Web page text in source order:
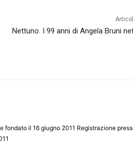
Nettuno. I 99 anni di Angela Bruni
fondato il 16 giugno 2011 Registrazione